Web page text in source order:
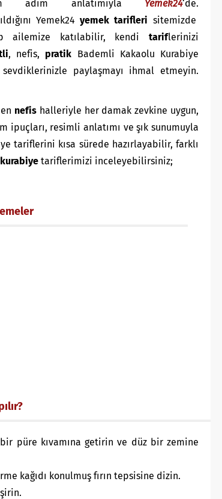
adım anlatımıyla Yemek24‘de.
Yemek24yemek tarifleri sitemizde
ailemize katılabilir, kendi tariflerinizi
, nefis, pratik Bademli Kakaolu Kurabiye
paylaşmayı ihmal etmeyin.
nefishalleriyle her damak zevkine uygun,
ipuçları, resimli anlatımı ve şık sunumuyla
tariflerini kısa sürede hazırlayabilir, farklı
kurabiye tariflerimizi inceleyebilirsiniz;
püre kıvamına getirin ve düz bir zemine
kağıdı konulmuş fırın tepsisine dizin.